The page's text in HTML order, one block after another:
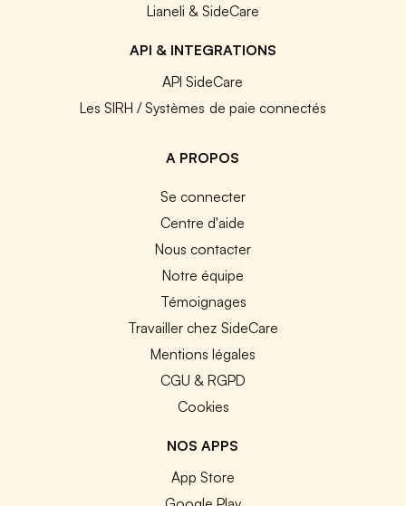
Lianeli & SideCare
API & INTEGRATIONS
API SideCare
Les SIRH / Systèmes de paie connectés
A PROPOS
Se connecter
Centre d'aide
Nous contacter
Notre équipe
Témoignages
Travailler chez SideCare
Mentions légales
CGU & RGPD
Cookies
NOS APPS
App Store